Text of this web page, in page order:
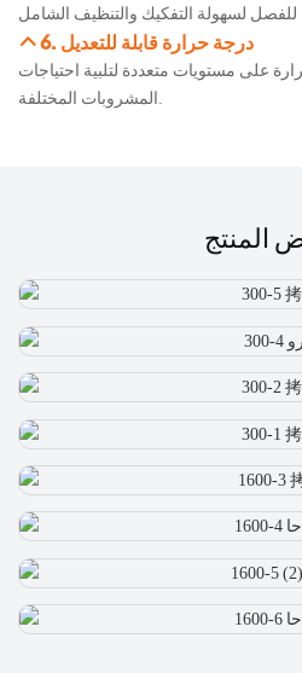
6. درجة حرارة قابلة للتعديل
على مستويات متعددة لتلبية احتياجات
المشروبات المختلفة.
المنتج